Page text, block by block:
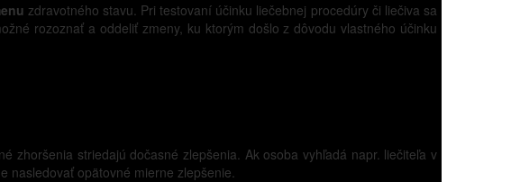
zdravotného stavu. Pri testovaní účinku liečebnej procedúry či liečiva sa
rozoznať a oddeliť zmeny, ku ktorým došlo z dôvodu vlastného účinku
zhoršenia striedajú dočasné zlepšenia. Ak osoba vyhľadá napr. liečiteľa v
nasledovať opätovné mierne zlepšenie.